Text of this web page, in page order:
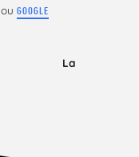
ou GOOGLE
La